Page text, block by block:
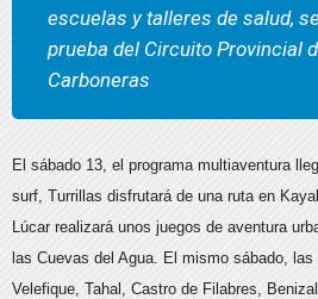
escuelas y talleres de salud,
prueba del Circuito Provincial
Carboneras
El sábado 13, el programa multiaventura
surf, Turrillas disfrutará de una ruta en
Lúcar realizará unos juegos de aventura
las Cuevas del Agua. El mismo sábado,
Velefique, Tahal, Castro de Filabres,